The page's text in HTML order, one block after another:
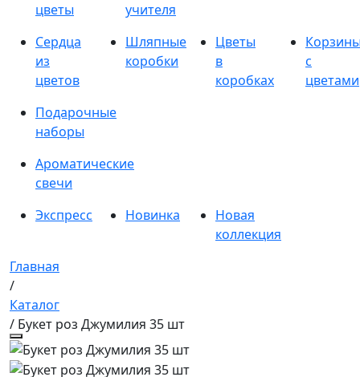
цветы
учителя
Сердца
из
цветов
Шляпные
коробки
Цветы
в
коробках
с
цветами
Подарочные
наборы
Ароматические
свечи
Экспресс
Новинка
Новая
коллекция
Главная
/
Каталог
/ Букет роз Джумилия 35 шт